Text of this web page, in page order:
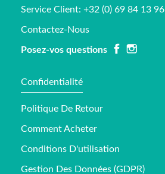
Service Client: +32 (0) 69 84 13 96
Contactez-Nous
Posez-vos questions
Confidentialité
Politique De Retour
Comment Acheter
Conditions D'utilisation
Gestion Des Données (GDPR)